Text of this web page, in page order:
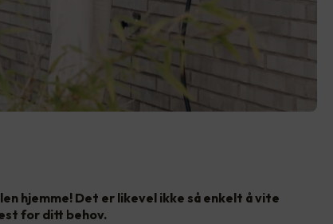
hjemme! Det er likevel ikke så enkelt å vite
for ditt behov.